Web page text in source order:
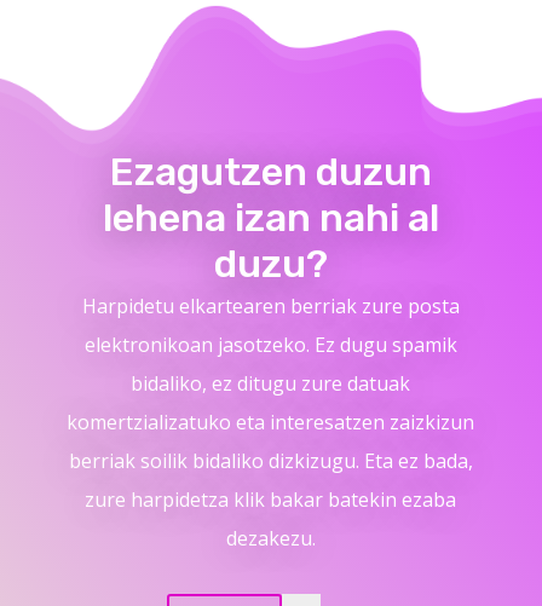
Ezagutzen duzun
lehena izan nahi al
duzu?
Harpidetu elkartearen berriak zure posta
elektronikoan jasotzeko. Ez dugu spamik
bidaliko, ez ditugu zure datuak
komertzializatuko eta interesatzen zaizkizun
berriak soilik bidaliko dizkizugu. Eta ez bada,
zure harpidetza klik bakar batekin ezaba
dezakezu.